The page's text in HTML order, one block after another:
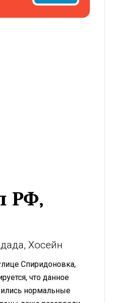
РФ,
Хосейн
Спиридоновка,
что данное
нормальные